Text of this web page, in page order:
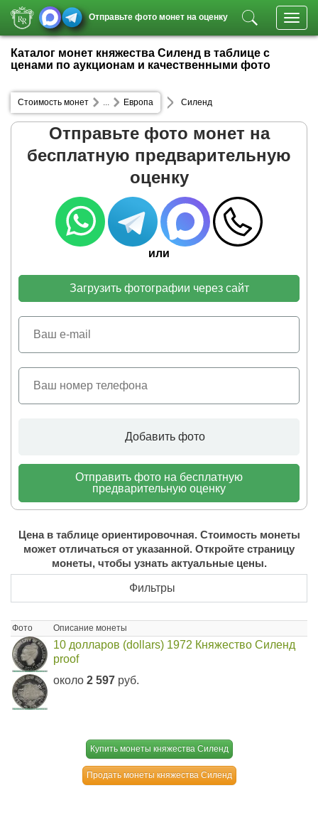
Отправьте фото монет на оценку
Каталог монет княжества Силенд в таблице с
ценами по аукционам и качественными фото
Стоимость монет Европа
... Силенд
Отправьте фото монет на
бесплатную предварительную
оценку
или
Загрузить фотографии через сайт
Добавить фото
Отправить фото на бесплатную
предварительную оценку
Цена в таблице ориентировочная. Стоимость монеты
может отличаться от указанной. Откройте страницу
монеты, чтобы узнать актуальные цены.
Фильтры
Фото Описание монеты
10 долларов (dollars) 1972 Княжество Силенд
proof
около 2 597 руб.
Купить монеты княжества Силенд
Продать монеты княжества Силенд